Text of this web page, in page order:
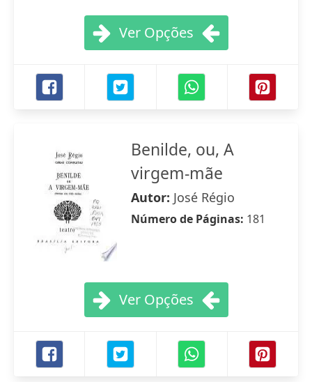
Ver Opções
Benilde, ou, A
virgem-mãe
Autor: José Régio
Número de Páginas: 181
Ver Opções